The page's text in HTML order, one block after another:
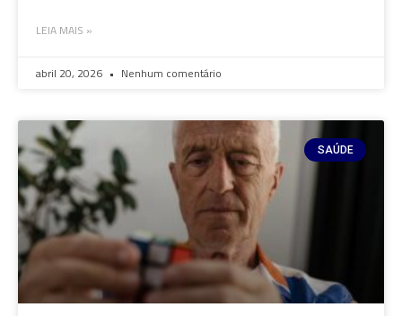
LEIA MAIS »
abril 20, 2026 Nenhum comentário
SAÚDE